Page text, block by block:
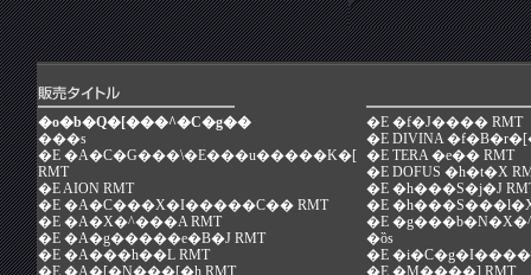
�o�b�Q�[���^�C�g��
���s
�E �A�C�G���\�E���u�����K�[
RMT
�EAION RMT
�E �A�C���X�I�����C�� RMT
�E �A�X�^���A RMT
�E �A�g�����e�B�J RMT
�E �A���h��L RMT
�E �A�[�N���[�h RMT
�E �f�J���� RMT
�E DIVINA
�E TERA �e�� RMT
�E DOFUS �h�t�X
�E �h���S�j�J
�E
�E
�ȍs
�E
�E �M���̖�] RMT